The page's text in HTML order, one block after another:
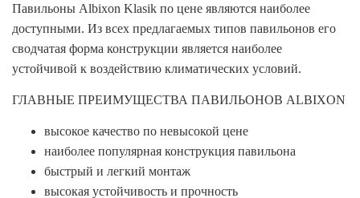
Павильоны Albixon Klasik по цене являются нaиболее
доступными. Из всех предлагаемых типов павильонов его
сводчатая форма конструкции является наиболее
устойчивой к воздействию климатических условий.
ГЛАВНЫЕ ПРЕИМУЩЕСТВА ПАВИЛЬОНОВ ALBIXON
высокое качество по невысокой цене
наиболее популярная конструкция павильона
быстрый и легкий монтаж
высокая устойчивость и прочность